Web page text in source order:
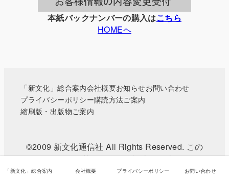
本紙バックナンバーの購入はこちら
HOMEへ
「新文化」総合案内会社概要お知らせお問い合わせ
プライバシーポリシー購読方法ご案内
縮刷版・出版物ご案内
©2009 新文化通信社 All Rights Reserved. この
WEBサイトに掲載されている記事・写真などの無
断転載を禁じます。
「新文化」総合案内 会社概要 プライバシーポリシー お問い合わせ